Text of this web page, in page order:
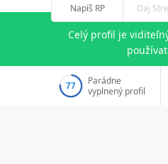
Napíš RP Daj
Celý profil je
77
Parádne
vyplnený profil